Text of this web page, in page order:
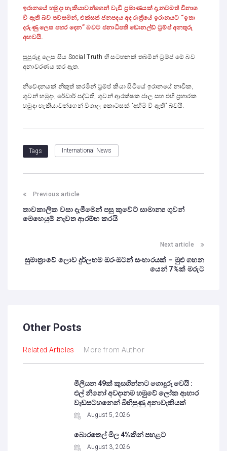
ඉරානයේ හමුදා හැකියාවන්ගෙන් වැඩි ප්‍රමාණයක් දැනටමත් විනාශ
වී ඇති බව පවසමින්, එක්සත් ජනපදය අද රාත්‍රියේ ඉරානයට “ඉතා
දරුණු ලෙස පහර දෙන” බවට ජනාධිපති ඩොනල්ඩ් ට්‍රම්ප් අනතුරු
අඟවයි.
සුපුරුදු ලෙස සිය Social Truth හි සටහනක් තබමින් ට්‍රම්ප් මේ බව
අනාවරණය කර ඇත.
නිවේදනයක් නිකුත් කරමින් ට්‍රම්ප් කියා සිටියේ ඉරානයේ නාවික,
ගුවන් හමුදා, රේඩාර් පද්ධති, ගුවන් ආරක්ෂක ජාල සහ එහි ප්‍රහාරක
හමුදා හැකියාවන්ගෙන් විශාල කොටසක් “අහිමි වී ඇති” බවයි.
Tags International News
Previous article
තාවකාලික වසා දැමීමෙන් පසු කුවේට් සාමාන්‍ය ගුවන්
මෙහෙයුම් නැවත ආරම්භ කරයි
Next article
සුමාත්‍රාවේ ලොව දුර්ලභම ඔරංඔටන් සංහාරයක් – මුළු ගහන
යෙන් 7%ක් මරුට
Other Posts
Related Articles More from Author
මිලියන 49ක් කුසගින්නට ගොදුරු වෙයි :
එල් නිනෝ අවදානම හමුවේ ලෝක ආහාර
වැඩසටහනෙන් බිහිසුණු අනාවැකියක්
August 5, 2026
බොරතෙල් මිල 4%කින් පහළට
August 3, 2026